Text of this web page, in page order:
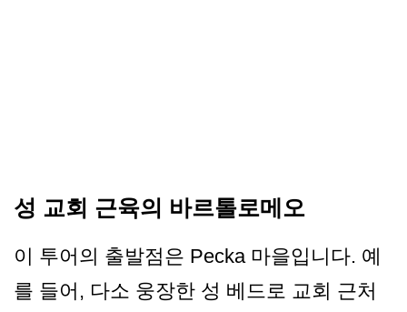
성 교회 근육의 바르톨로메오
이 투어의 출발점은 Pecka 마을입니다. 예
를 들어, 다소 웅장한 성 베드로 교회 근처